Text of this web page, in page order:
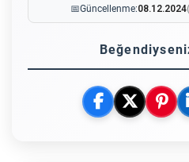
📅Güncellenme:08.12.2024